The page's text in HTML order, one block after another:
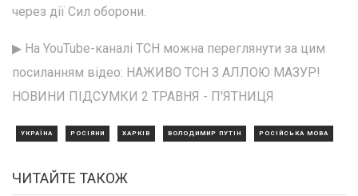
через дії Сил оборони.
▶ На YouTube-каналі ТСН можна переглянути за цим
посиланням відео: НАЖИВО ТСН З АЛЛОЮ МАЗУР!
НОВИНИ ПІДСУМКИ 2 ТРАВНЯ - П'ЯТНИЦЯ
УКРАЇНА РОСІЯНИ ХАРКІВ ВОЛОДИМИР ПУТІН РОСІЙСЬКА МОВА
ЧИТАЙТЕ ТАКОЖ